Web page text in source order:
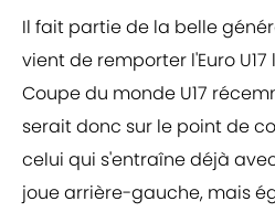
Il fait partie de la belle
vient de remporter l'Euro
Coupe du monde U17
serait donc sur le point de
celui qui s'entraîne déjà
joue arrière-gauche, mais